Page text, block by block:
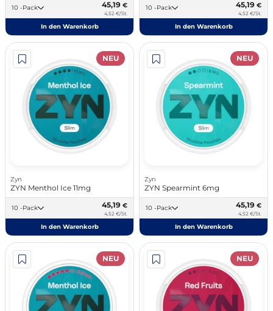
10 -Pack 45,19 €
4,52 €/St.
In den Warenkorb
10 -Pack 45,19 €
4,52 €/St.
In den Warenkorb
NEU
Zyn
ZYN Menthol Ice 11mg
10 -Pack 45,19 €
4,52 €/St.
In den Warenkorb
NEU
Zyn
ZYN Spearmint 6mg
10 -Pack 45,19 €
4,52 €/St.
In den Warenkorb
NEU NEU